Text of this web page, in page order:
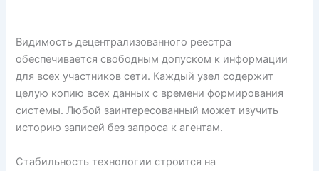
Видимость децентрализованного реестра
обеспечивается свободным допуском к информации
для всех участников сети. Каждый узел содержит
целую копию всех данных с времени формирования
системы. Любой заинтересованный может изучить
историю записей без запроса к агентам.
Стабильность технологии строится на